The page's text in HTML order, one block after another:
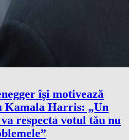
își motivează
Kamala Harris: „Un
respecta votul tău nu